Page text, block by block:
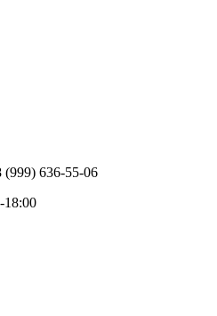
(999) 636-55-06